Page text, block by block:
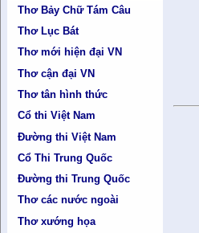
Thơ Bảy Chữ Tám Câu
Thơ Lục Bát
Thơ mới hiện đại VN
Thơ cận đại VN
Thơ tân hình thức
Cổ thi Việt Nam
Đường thi Việt Nam
Cổ Thi Trung Quốc
Đường thi Trung Quốc
Thơ các nước ngoài
Thơ xướng họa